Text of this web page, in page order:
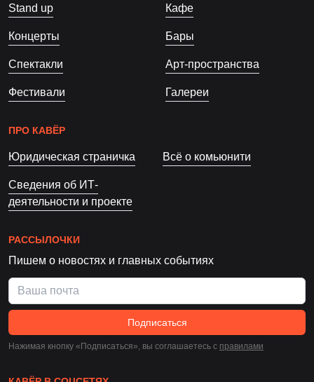
Stand up
Концерты
Спектакли
Фестивали
Кафе
Бары
Арт-пространства
Галереи
ПРО КАВЁР
Юридическая страничка Всё о комьюнити
Сведения об ИТ-
деятельности и проекте
РАССЫЛОЧКИ
Пишем о новостях и главных событиях
Подписаться
Нажимая кнопку «Подписаться», вы соглашаетесь c правилами